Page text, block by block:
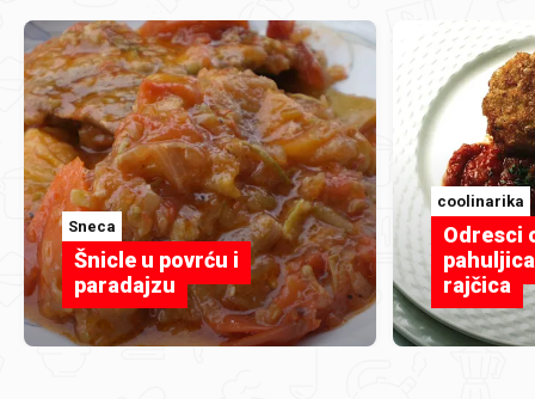
Sneca
Šnicle u povrću i
paradajzu
coolinarika
Odresci
rajčica